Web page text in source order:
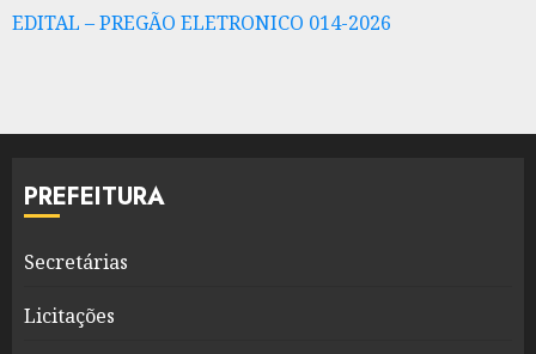
EDITAL – PREGÃO ELETRONICO 014-2026
PREFEITURA
Secretárias
Licitações